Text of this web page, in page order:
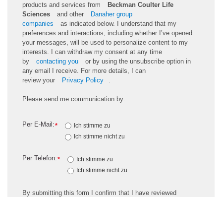
products and services from
Beckman Coulter Life
Sciences
and other
Danaher group
companies
as indicated below. I understand that my
preferences and interactions, including whether I’ve opened
your messages, will be used to personalize content to my
interests. I can withdraw my consent at any time
by
contacting you or by using the unsubscribe option in
any email I receive. For more details, I can
review your Privacy Policy
Please send me communication by:
*
Per E-Mail:
Ich stimme zu
Ich stimme nicht zu
*
Per Telefon:
Ich stimme zu
Ich stimme nicht zu
By submitting this form
I confirm that I have reviewed